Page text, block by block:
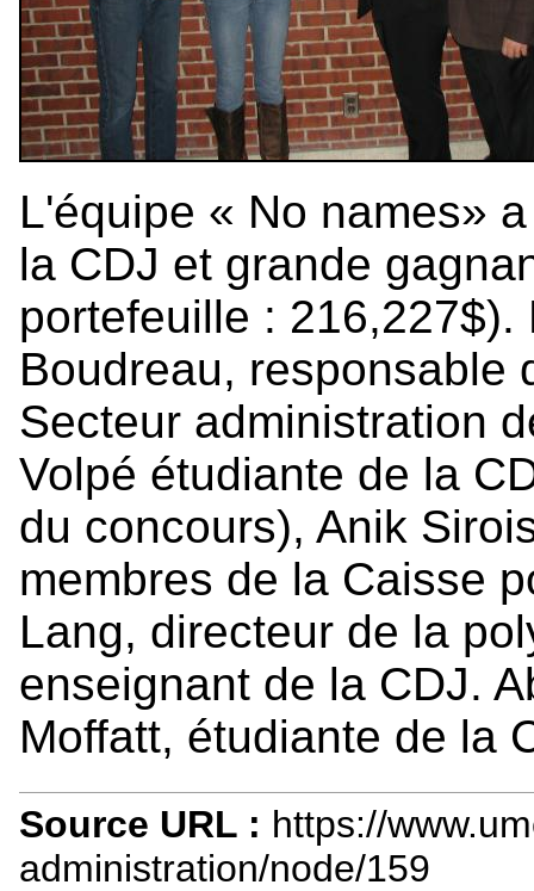
L'équipe « No names»
la CDJ et grande
portefeuille :
Boudreau, responsable
Secteur administration
Volpé étudiante de la
du concours), Anik
membres de la Caisse
Lang, directeur de la
enseignant de la CDJ.
Moffatt, étudiante de la
Source URL : https://
administration/node/159